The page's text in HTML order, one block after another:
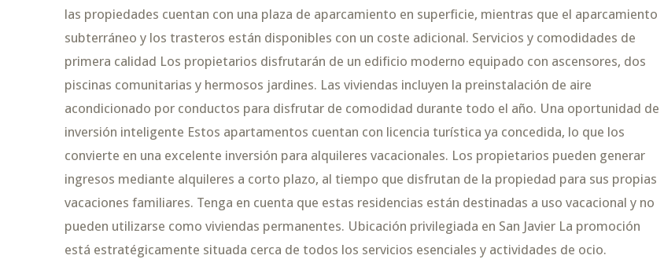
las propiedades cuentan con una plaza de aparcamiento en superficie, mientras que el aparcamiento
subterráneo y los trasteros están disponibles con un coste adicional. Servicios y comodidades de
primera calidad Los propietarios disfrutarán de un edificio moderno equipado con ascensores, dos
piscinas comunitarias y hermosos jardines. Las viviendas incluyen la preinstalación de aire
acondicionado por conductos para disfrutar de comodidad durante todo el año. Una oportunidad de
inversión inteligente Estos apartamentos cuentan con licencia turística ya concedida, lo que los
convierte en una excelente inversión para alquileres vacacionales. Los propietarios pueden generar
ingresos mediante alquileres a corto plazo, al tiempo que disfrutan de la propiedad para sus propias
vacaciones familiares. Tenga en cuenta que estas residencias están destinadas a uso vacacional y no
pueden utilizarse como viviendas permanentes. Ubicación privilegiada en San Javier La promoción
está estratégicamente situada cerca de todos los servicios esenciales y actividades de ocio.